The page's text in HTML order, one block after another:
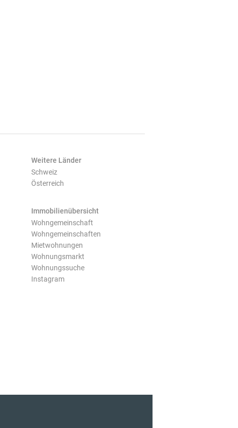
Weitere Länder
Schweiz
Österreich
Immobilienübersicht
Wohngemeinschaft
Wohngemeinschaften
Mietwohnungen
Wohnungsmarkt
Wohnungssuche
Instagram